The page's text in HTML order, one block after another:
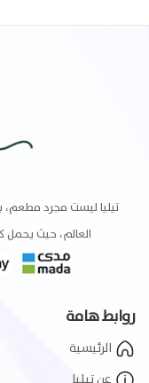
تيليا ليست مجرد مطعم،
العالم، حيث
روابط هامة
الرئيسية